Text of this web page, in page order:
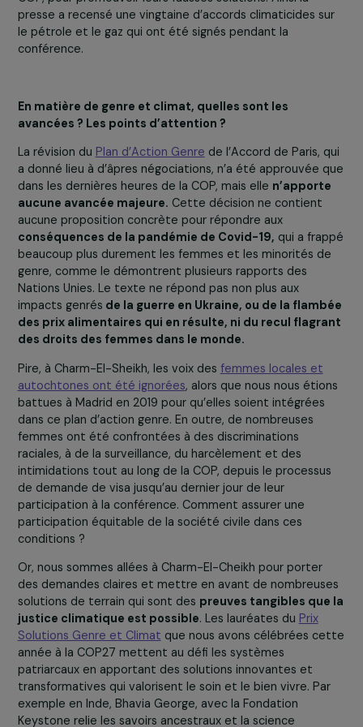
progressive des énergies fossiles, alors que la
GIEC, ne cesse de nous alerter sur l’augmentation des
émissions de CO2 à l’échelle de la planète. Les chefs
En revanche, plus de 600 lobbyistes des industries
COP, pour promouvoir leurs fausses solutions. Ainsi la
presse a recensé une vingtaine d’accords climaticides
le pétrole et le gaz qui ont été signés pendant la
conférence.
En matière de genre et climat, quelles sont les
avancées ? Les points d’attention ?
La révision duPlan d’Action Genre de l’Accord de Paris,
dans les dernières heures de la COP, mais elle
aucune avancée majeure.Cette décision ne contient
aucune proposition concrète pour répondre aux
conséquences de la pandémie de Covid-19,qui a
beaucoup plus durement les femmes et les minorités
genre, comme le démontrent plusieurs rapports des
Nations Unies. Le texte ne répond pas non plus aux
impacts genrés de la guerre en Ukraine, ou de la
des prix alimentaires qui en résulte, ni du recul
des droits des femmes dans le monde.
Pire, à Charm-El-Sheikh, les voix desfemmes locales et
autochtones ont été ignorées, alors que nous nous
battues à Madrid en 2019 pour qu’elles soient intégrées
dans ce plan d’action genre. En outre, de nombreuses
femmes ont été confrontées à des discriminations
raciales, à de la surveillance, du harcèlement et des
intimidations tout au long de la COP, depuis le
de demande de visa jusqu’au dernier jour de leur
participation à la conférence. Comment assurer une